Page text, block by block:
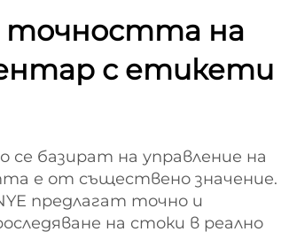
точността на
с етикети
базират на управление на
е от съществено значение.
предлагат точно и
на стоки в реално